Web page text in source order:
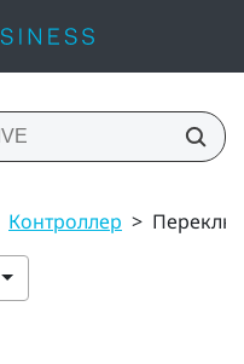
Контроллер >